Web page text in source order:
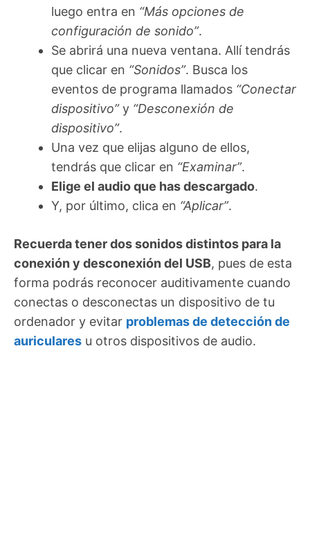
luego entra en “Más opciones de
configuración de sonido”.
Se abrirá una nueva ventana. Allí tendrás
que clicar en “Sonidos”. Busca los
eventos de programa llamados “Conectar
dispositivo”y “Desconexión de
dispositivo”.
Una vez que elijas alguno de ellos,
tendrás que clicar en “Examinar”.
Elige el audio que has descargado.
Y, por último, clica en “Aplicar”.
Recuerda tener dos sonidos distintos para la
conexión y desconexión del USB, pues de esta
forma podrás reconocer auditivamente cuando
conectas o desconectas un dispositivo de tu
ordenador y evitar problemas de detección de
auriculares u otros dispositivos de audio.